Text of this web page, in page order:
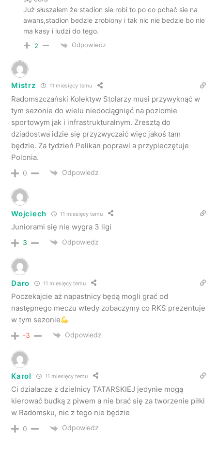
Już słuszałem że stadion sie robi to po co pchać sie na
awans,stadion bedzie zrobiony i tak nic nie bedzie bo nie
ma kasy i ludzi do tego.
2 Odpowiedz
Mistrz 11 miesięcy temu
Radomszczański Kolektyw Stolarzy musi przywyknąć w
tym sezonie do wielu niedociągnięć na poziomie
sportowym jak i infrastrukturalnym. Zresztą do
dziadostwa idzie się przyzwyczaić więc jakoś tam
będzie. Za tydzień Pelikan poprawi a przypieczętuje
Polonia.
0 Odpowiedz
Wojciech 11 miesięcy temu
Juniorami się nie wygra 3 ligi
3 Odpowiedz
Daro 11 miesięcy temu
Poczekajcie aż napastnicy będą mogli grać od
następnego meczu wtedy zobaczymy co RKS prezentuje
w tym sezonie
-3 Odpowiedz
Karol 11 miesięcy temu
Ci działacze z dzielnicy TATARSKIEJ jedynie mogą
kierować budką z piwem a nie brać się za tworzenie piłki
w Radomsku, nic z tego nie będzie
0 Odpowiedz